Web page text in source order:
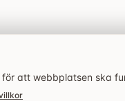
att webbplatsen ska